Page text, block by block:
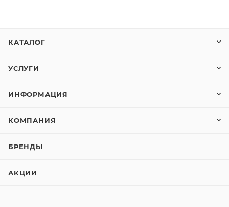
КАТАЛОГ
УСЛУГИ
ИНФОРМАЦИЯ
КОМПАНИЯ
БРЕНДЫ
АКЦИИ